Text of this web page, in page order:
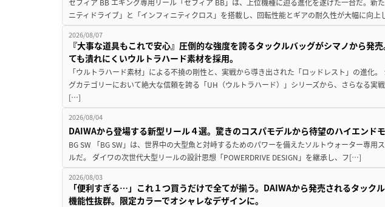
ニティドライブ」と「インフィニティクロス」を搭載し、回転性能とギアの耐久性が大幅に向
2026/08/07
『大事な道具もこれで安心』圧倒的な強度を誇るタックルバッグがシマノから発
ても潰れにくいウルトラハード素材を採用。
「ウルトラハード素材」による不撓の剛性と、実戦から導き出された「ロッドレスト」の進化。
グカテゴリーにおいて絶大な信頼を誇る「UH（ウルトラハード）」シリーズから、さらなる実
[…]
2026/08/04
DAIWAから登場する新型リール４選。驚きのコスパモデルから待望のハイエンド
BG SW 「BG SW」は、世界中の大型魚と対峙するためのパワーを備えたソルトウォーター専用
ルだ。 ダイワの次世代大型リールの設計思想「POWERDRIVE DESIGN」を継承し、フ[…]
2026/08/03
「便利すぎる…」これ１つ買うだけで全てが揃う。DAIWAから発売されるタック
機能性抜群。限定カラーでオシャレなデザインに。